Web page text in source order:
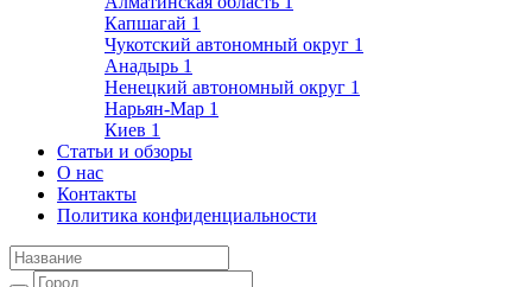
Капшагай 1
Чукотский автономный округ 1
Анадырь 1
Ненецкий автономный округ 1
Нарьян-Мар 1
Киев 1
Статьи и обзоры
О нас
Контакты
Политика конфиденциальности